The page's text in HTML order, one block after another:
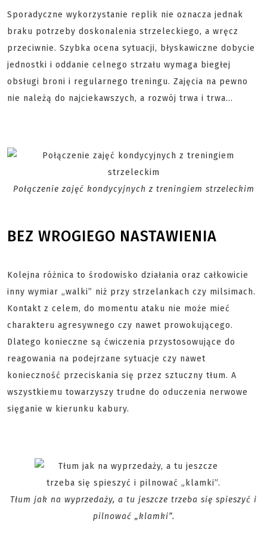
Sporadyczne wykorzystanie replik nie oznacza jednak
braku potrzeby doskonalenia strzeleckiego, a wręcz
przeciwnie. Szybka ocena sytuacji, błyskawiczne dobycie
jednostki i oddanie celnego strzału wymaga biegłej
obsługi broni i regularnego treningu. Zajęcia na pewno
nie należą do najciekawszych, a rozwój trwa i trwa…
Połączenie zajęć kondycyjnych z treningiem strzeleckim
BEZ WROGIEGO NASTAWIENIA
Kolejna różnica to środowisko działania oraz całkowicie
inny wymiar „walki” niż przy strzelankach czy milsimach.
Kontakt z celem, do momentu ataku nie może mieć
charakteru agresywnego czy nawet prowokującego.
Dlatego konieczne są ćwiczenia przystosowujące do
reagowania na podejrzane sytuacje czy nawet
konieczność przeciskania się przez sztuczny tłum. A
wszystkiemu towarzyszy trudne do oduczenia nerwowe
sięganie w kierunku kabury.
Tłum jak na wyprzedaży, a tu jeszcze trzeba się spieszyć i
pilnować „klamki”.